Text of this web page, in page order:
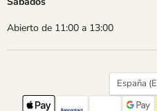
Abierto de 11:00 a 13:00
País
España